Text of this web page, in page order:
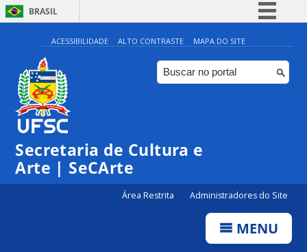
BRASIL
Simplifique!
Comunica BR
Participe
ACESSIBILIDADE ALTO CONTRASTE MAPA DO SITE
Secretaria de Cultura e
Arte | SeCArte
Área Restrita Administradores do Site
MENU